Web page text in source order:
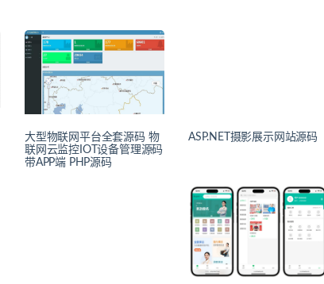
大型物联网平台全套源码 物
联网云监控IOT设备管理源码
带APP端 PHP源码
ASP.NET摄影展示网站源码